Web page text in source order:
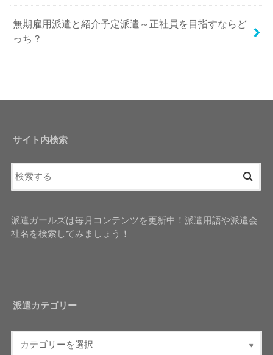
無期雇用派遣と紹介予定派遣～正社員を目指すならど
っち？
サイト内検索
派遣ガールズは毎月コンテンツを更新中！派遣用語や派遣会
社名を検索してみましょう！
派遣カテゴリー